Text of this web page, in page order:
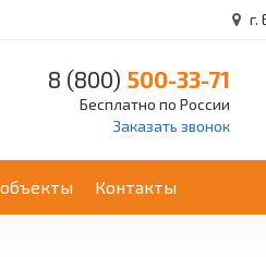
г.
8 (800) 500-33-71
Бесплатно по России
Заказать звонок
Контакты